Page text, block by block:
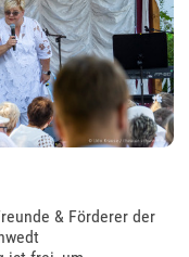
& Förderer der